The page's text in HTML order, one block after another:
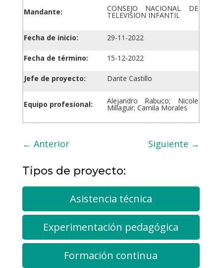
Mandante: CONSEJO NACIONAL DE
TELEVISION INFANTIL
Fecha de inicio: 29-11-2022
Fecha de término: 15-12-2022
Jefe de proyecto: Dante Castillo
Equipo profesional: Alejandro Rabuco; Nicole
Millaguir; Camila Morales
← Anterior Siguiente →
Tipos de proyecto:
Asistencia técnica
Experimentación pedagógica
Formación continua